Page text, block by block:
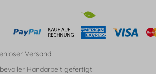
Versand
Handarbeit gefertigt